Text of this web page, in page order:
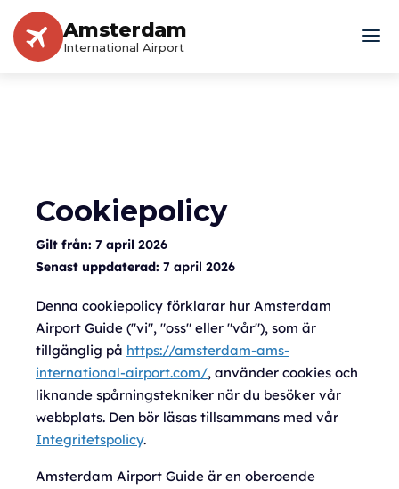
Amsterdam
International Airport
Cookiepolicy
Gilt från: 7 april 2026
Senast uppdaterad: 7 april 2026
Denna cookiepolicy förklarar hur Amsterdam
Airport Guide ("vi", "oss" eller "vår"), som är
tillgänglig på https://amsterdam-ams-
international-airport.com/, använder cookies och
liknande spårningstekniker när du besöker vår
webbplats. Den bör läsas tillsammans med vår
Integritetspolicy.
Amsterdam Airport Guide är en oberoende